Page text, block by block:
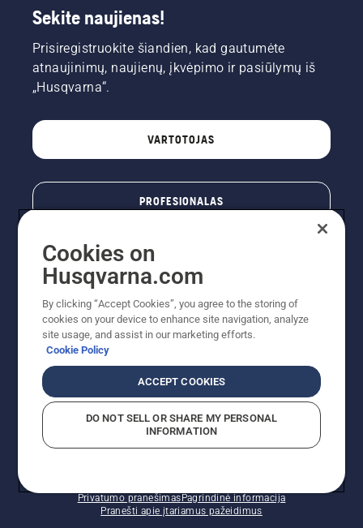
Sekite naujienas!
Prisiregistruokite šiandien, kad gautumėte
atnaujinimų, naujienų, įkvėpimo ir pasiūlymų iš
„Husqvarna“.
VARTOTOJAS
PROFESIONALAS
© „Husqvarna AB“ (leid). Visos teisės priklauso autoriui.
Nurodoma rekomenduojama mažmeninė kaina (RMK),
įskaitant PVM. RMK yra kaina, už kurią gamintojas
rekomenduoja pardavėjui parduoti prekę. UAB
"Husqvarna Lietuva" prekių vartotojams neparduoda,
Privatumo pranešimasPagrindinė informacija
Pranešti apie įtariamus pažeidimus
Cookies on
Husqvarna.com
By clicking “Accept Cookies”, you agree to the storing of
cookies on your device to enhance site navigation, analyze
site usage, and assist in our marketing efforts.
Cookie Policy
ACCEPT COOKIES
DO NOT SELL OR SHARE MY PERSONAL
INFORMATION